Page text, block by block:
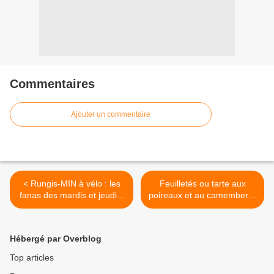
Commentaires
Ajouter un commentaire
< Rungis-MIN à vélo : les
fanas des mardis et jeudis:
été-automne 2017
Feuilletés ou tarte aux
poireaux et au camembert -
recette rapide >
Hébergé par Overblog
Top articles